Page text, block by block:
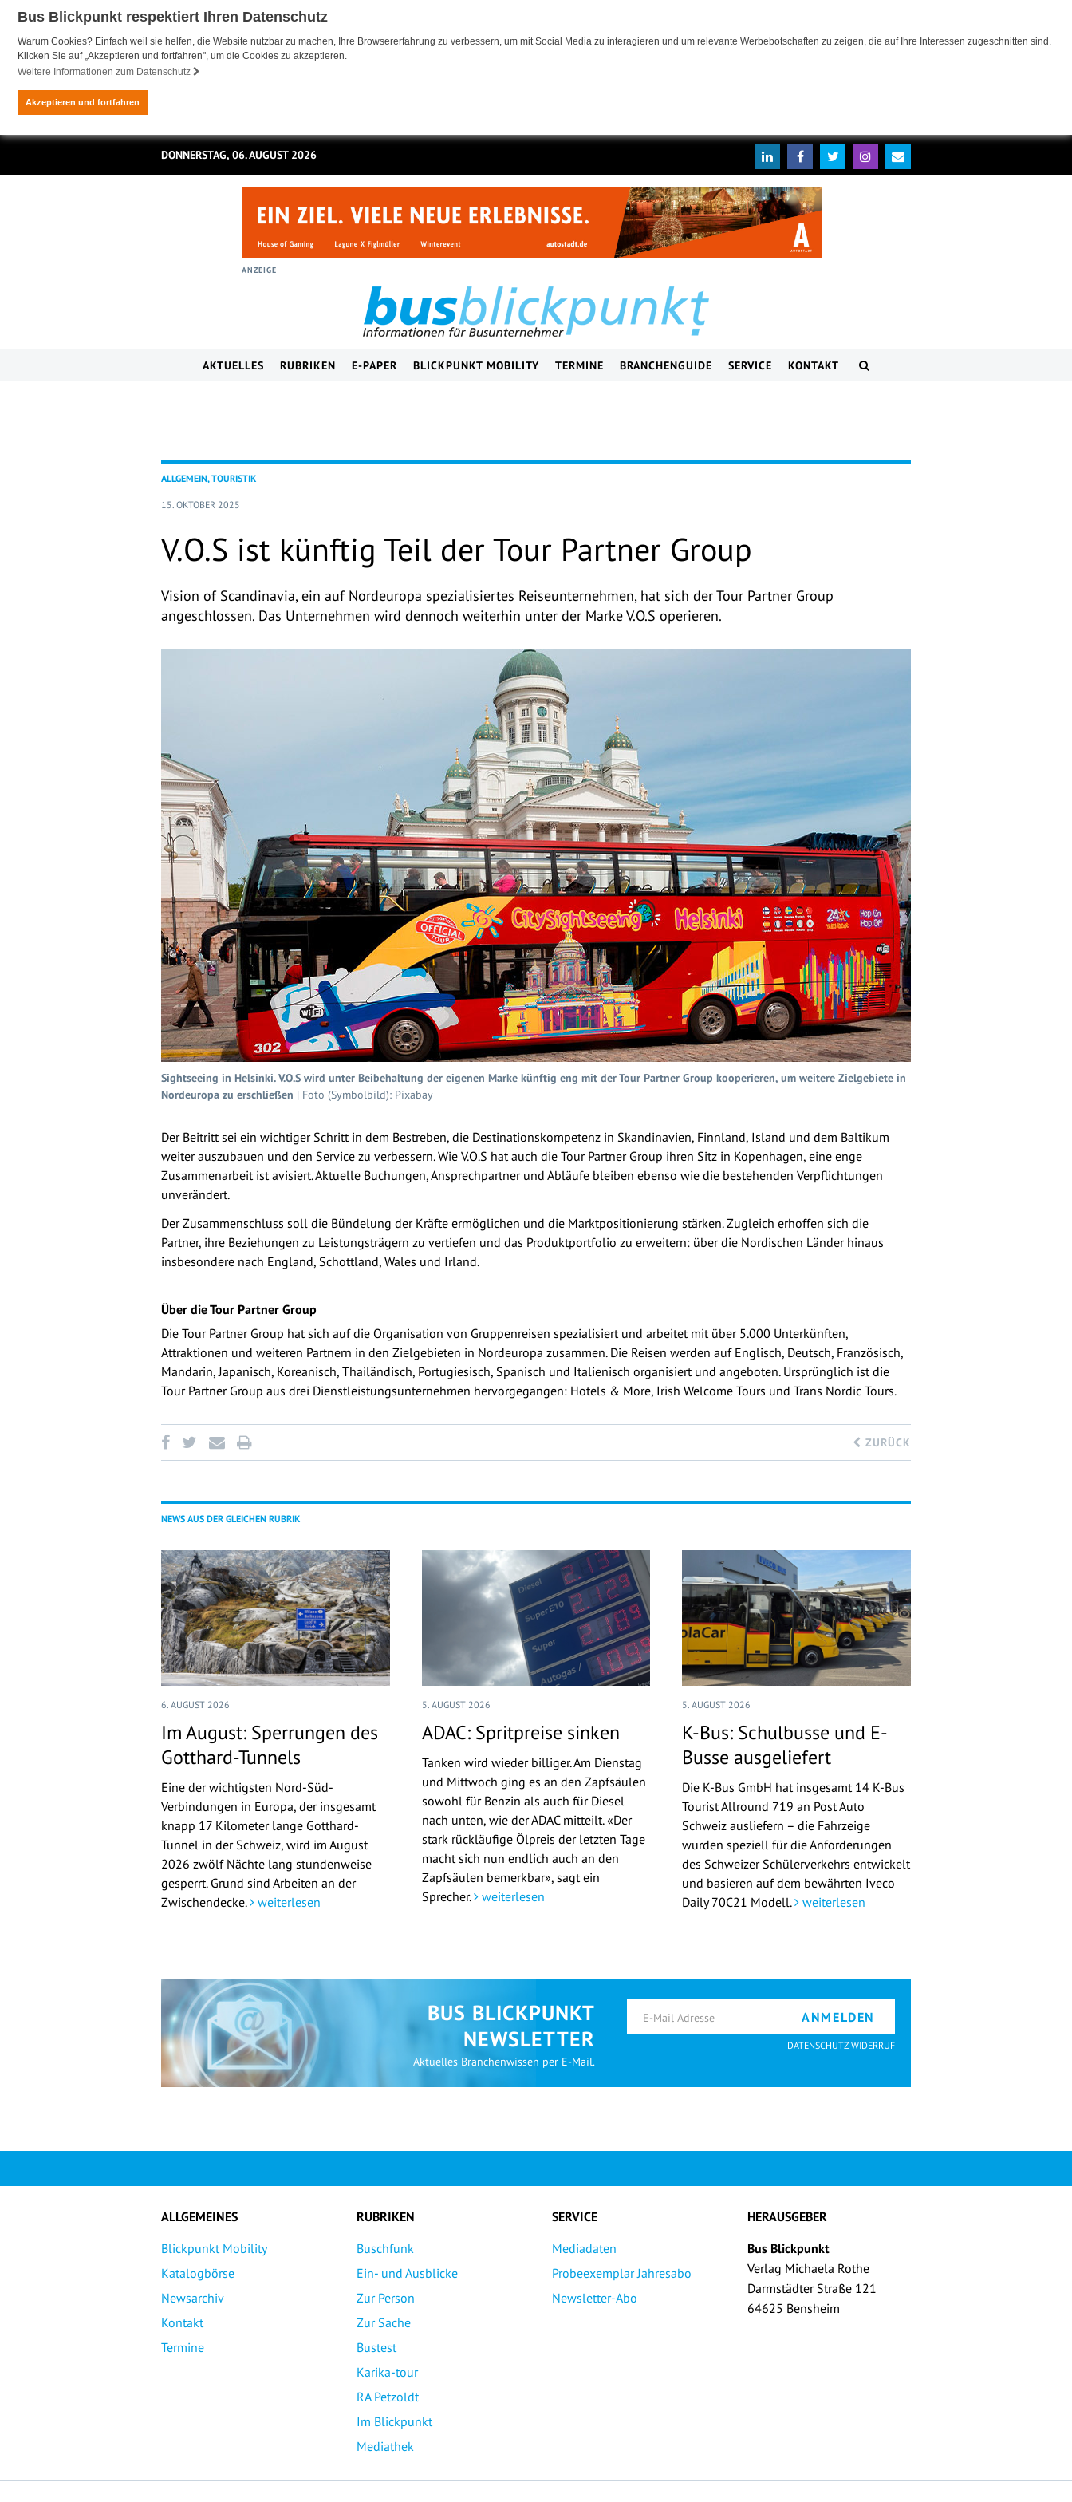
Bus Blickpunkt respektiert Ihren Datenschutz
Warum Cookies? Einfach weil sie helfen, die Website nutzbar zu machen, Ihre Browsererfahrung zu verbessern, um mit Social Media zu interagieren und um relevante Werbebotschaften zu zeigen, die auf Ihre Interessen zugeschnitten sind.
Klicken Sie auf „Akzeptieren und fortfahren", um die Cookies zu akzeptieren.
Weitere Informationen zum Datenschutz
Akzeptieren und fortfahren
DONNERSTAG, 06. AUGUST 2026
ANZEIGE
AKTUELLES RUBRIKEN E-PAPER BLICKPUNKT MOBILITY TERMINE BRANCHENGUIDE SERVICE KONTAKT
ALLGEMEIN, TOURISTIK
15. OKTOBER 2025
V.O.S ist künftig Teil der Tour Partner Group
Vision of Scandinavia, ein auf Nordeuropa spezialisiertes Reiseunternehmen, hat sich der Tour Partner Group
angeschlossen. Das Unternehmen wird dennoch weiterhin unter der Marke V.O.S operieren.
Sightseeing in Helsinki. V.O.S wird unter Beibehaltung der eigenen Marke künftig eng mit der Tour Partner Group kooperieren, um weitere Zielgebiete in
Nordeuropa zu erschließen | Foto (Symbolbild): Pixabay
Der Beitritt sei ein wichtiger Schritt in dem Bestreben, die Destinationskompetenz in Skandinavien, Finnland, Island und dem Baltikum
weiter auszubauen und den Service zu verbessern. Wie V.O.S hat auch die Tour Partner Group ihren Sitz in Kopenhagen, eine enge
Zusammenarbeit ist avisiert. Aktuelle Buchungen, Ansprechpartner und Abläufe bleiben ebenso wie die bestehenden Verpflichtungen
unverändert.
Der Zusammenschluss soll die Bündelung der Kräfte ermöglichen und die Marktpositionierung stärken. Zugleich erhoffen sich die
Partner, ihre Beziehungen zu Leistungsträgern zu vertiefen und das Produktportfolio zu erweitern: über die Nordischen Länder hinaus
insbesondere nach England, Schottland, Wales und Irland.
Über die Tour Partner Group
Die Tour Partner Group hat sich auf die Organisation von Gruppenreisen spezialisiert und arbeitet mit über 5.000 Unterkünften,
Attraktionen und weiteren Partnern in den Zielgebieten in Nordeuropa zusammen. Die Reisen werden auf Englisch, Deutsch, Französisch,
Mandarin, Japanisch, Koreanisch, Thailändisch, Portugiesisch, Spanisch und Italienisch organisiert und angeboten. Ursprünglich ist die
Tour Partner Group aus drei Dienstleistungsunternehmen hervorgegangen: Hotels & More, Irish Welcome Tours und Trans Nordic Tours.
ZURÜCK
NEWS AUS DER GLEICHEN RUBRIK
6. AUGUST 2026
Im August: Sperrungen des
Gotthard-Tunnels
Eine der wichtigsten Nord-Süd-
Verbindungen in Europa, der insgesamt
knapp 17 Kilometer lange Gotthard-
Tunnel in der Schweiz, wird im August
2026 zwölf Nächte lang stundenweise
gesperrt. Grund sind Arbeiten an der
Zwischendecke.
weiterlesen
5. AUGUST 2026
ADAC: Spritpreise sinken
Tanken wird wieder billiger. Am Dienstag
und Mittwoch ging es an den Zapfsäulen
sowohl für Benzin als auch für Diesel
nach unten, wie der ADAC mitteilt. «Der
stark rückläufige Ölpreis der letzten Tage
macht sich nun endlich auch an den
Zapfsäulen bemerkbar», sagt ein
Sprecher. weiterlesen
5. AUGUST 2026
K-Bus: Schulbusse und E-
Busse ausgeliefert
Die K-Bus GmbH hat insgesamt 14 K-Bus
Tourist Allround 719 an Post Auto
Schweiz ausliefern – die Fahrzeige
wurden speziell für die Anforderungen
des Schweizer Schülerverkehrs entwickelt
und basieren auf dem bewährten Iveco
Daily 70C21 Modell. weiterlesen
BUS BLICKPUNKT
NEWSLETTER
Aktuelles Branchenwissen per E-Mail.
ANMELDEN
DATENSCHUTZ WIDERRUF
ALLGEMEINES
Blickpunkt Mobility
Katalogbörse
Newsarchiv
Kontakt
Termine
RUBRIKEN
Buschfunk
Ein- und Ausblicke
Zur Person
Zur Sache
Bustest
Karika-tour
RA Petzoldt
Im Blickpunkt
Mediathek
SERVICE
Mediadaten
Probeexemplar Jahresabo
Newsletter-Abo
HERAUSGEBER
Bus Blickpunkt
Verlag Michaela Rothe
Darmstädter Straße 121
64625 Bensheim